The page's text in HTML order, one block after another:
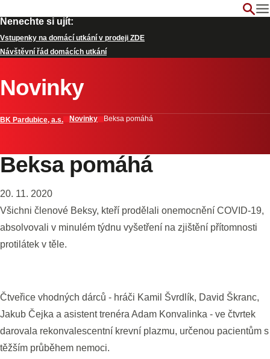
Nenechte si ujít:
Vstupenky na domácí utkání v prodeji ZDE
Návštěvní řád domácích utkání
Novinky
BK Pardubice, a.s. Novinky Beksa pomáhá
Beksa pomáhá
20. 11. 2020
Všichni členové Beksy, kteří prodělali onemocnění COVID-19,
absolvovali v minulém týdnu vyšetření na zjištění přítomnosti
protilátek v těle.
Čtveřice vhodných dárců - hráči Kamil Švrdlík, David Škranc,
Jakub Čejka a asistent trenéra Adam Konvalinka - ve čtvrtek
darovala rekonvalescentní krevní plazmu, určenou pacientům s
těžším průběhem nemoci.